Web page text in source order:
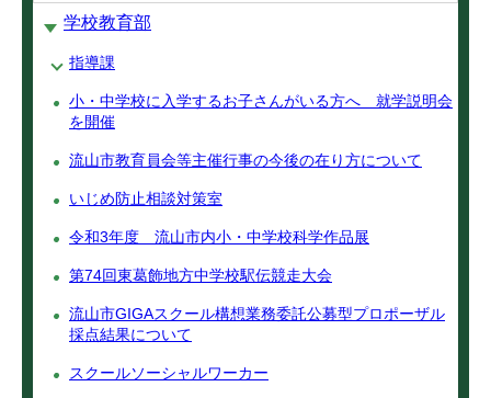
学校教育部
指導課
小・中学校に入学するお子さんがいる方へ 就学説明会
を開催
流山市教育員会等主催行事の今後の在り方について
いじめ防止相談対策室
令和3年度 流山市内小・中学校科学作品展
第74回東葛飾地方中学校駅伝競走大会
流山市GIGAスクール構想業務委託公募型プロポーザル
採点結果について
スクールソーシャルワーカー